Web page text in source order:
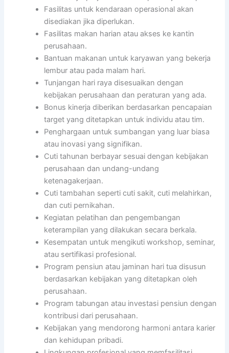
Fasilitas untuk kendaraan operasional akan
disediakan jika diperlukan.
Fasilitas makan harian atau akses ke kantin
perusahaan.
Bantuan makanan untuk karyawan yang bekerja
lembur atau pada malam hari.
Tunjangan hari raya disesuaikan dengan
kebijakan perusahaan dan peraturan yang ada.
Bonus kinerja diberikan berdasarkan pencapaian
target yang ditetapkan untuk individu atau tim.
Penghargaan untuk sumbangan yang luar biasa
atau inovasi yang signifikan.
Cuti tahunan berbayar sesuai dengan kebijakan
perusahaan dan undang-undang
ketenagakerjaan.
Cuti tambahan seperti cuti sakit, cuti melahirkan,
dan cuti pernikahan.
Kegiatan pelatihan dan pengembangan
keterampilan yang dilakukan secara berkala.
Kesempatan untuk mengikuti workshop, seminar,
atau sertifikasi profesional.
Program pensiun atau jaminan hari tua disusun
berdasarkan kebijakan yang ditetapkan oleh
perusahaan.
Program tabungan atau investasi pensiun dengan
kontribusi dari perusahaan.
Kebijakan yang mendorong harmoni antara karier
dan kehidupan pribadi.